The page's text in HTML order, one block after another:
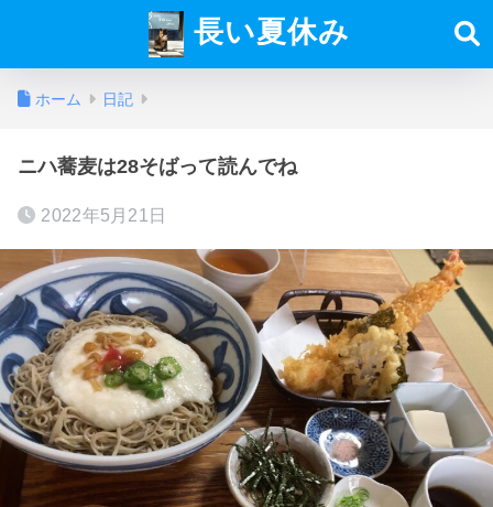
長い夏休み
ホーム 日記
ニハ蕎麦は28そばって読んでね
2022年5月21日